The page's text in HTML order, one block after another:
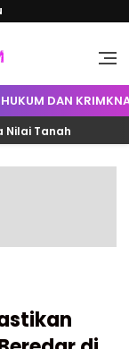
HUKUM DAN